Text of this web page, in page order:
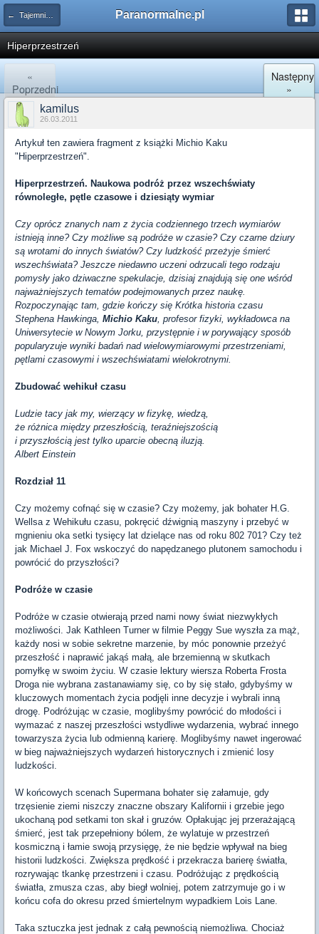
← Tajemnice Kosmosu Paranormalne.pl
Hiperprzestrzeń
«
Poprzedni
Następny
»
kamilus
26.03.2011
Artykuł ten zawiera fragment z książki Michio Kaku
"Hiperprzestrzeń".
Hiperprzestrzeń. Naukowa podróż przez wszechświaty
równoległe, pętle czasowe i dziesiąty wymiar
Czy oprócz znanych nam z życia codziennego trzech wymiarów
istnieją inne? Czy możliwe są podróże w czasie? Czy czarne dziury
są wrotami do innych światów? Czy ludzkość przeżyje śmierć
wszechświata? Jeszcze niedawno uczeni odrzucali tego rodzaju
pomysły jako dziwaczne spekulacje, dzisiaj znajdują się one wśród
najważniejszych tematów podejmowanych przez naukę.
Rozpoczynając tam, gdzie kończy się Krótka historia czasu
Stephena Hawkinga, Michio Kaku, profesor fizyki, wykładowca na
Uniwersytecie w Nowym Jorku, przystępnie i w porywający sposób
popularyzuje wyniki badań nad wielowymiarowymi przestrzeniami,
pętlami czasowymi i wszechświatami wielokrotnymi.
Zbudować wehikuł czasu
Ludzie tacy jak my, wierzący w fizykę, wiedzą,
że różnica między przeszłością, teraźniejszością
i przyszłością jest tylko uparcie obecną iluzją.
Albert Einstein
Rozdział 11
Czy możemy cofnąć się w czasie? Czy możemy, jak bohater H.G.
Wellsa z Wehikułu czasu, pokręcić dźwignią maszyny i przebyć w
mgnieniu oka setki tysięcy lat dzielące nas od roku 802 701? Czy też
jak Michael J. Fox wskoczyć do napędzanego plutonem samochodu i
powrócić do przyszłości?
Podróże w czasie
Podróże w czasie otwierają przed nami nowy świat niezwykłych
możliwości. Jak Kathleen Turner w filmie Peggy Sue wyszła za mąż,
każdy nosi w sobie sekretne marzenie, by móc ponownie przeżyć
przeszłość i naprawić jakąś małą, ale brzemienną w skutkach
pomyłkę w swoim życiu. W czasie lektury wiersza Roberta Frosta
Droga nie wybrana zastanawiamy się, co by się stało, gdybyśmy w
kluczowych momentach życia podjęli inne decyzje i wybrali inną
drogę. Podróżując w czasie, moglibyśmy powrócić do młodości i
wymazać z naszej przeszłości wstydliwe wydarzenia, wybrać innego
towarzysza życia lub odmienną karierę. Moglibyśmy nawet ingerować
w bieg najważniejszych wydarzeń historycznych i zmienić losy
ludzkości.
W końcowych scenach Supermana bohater się załamuje, gdy
trzęsienie ziemi niszczy znaczne obszary Kalifornii i grzebie jego
ukochaną pod setkami ton skał i gruzów. Opłakując jej przerażającą
śmierć, jest tak przepełniony bólem, że wylatuje w przestrzeń
kosmiczną i łamie swoją przysięgę, że nie będzie wpływał na bieg
historii ludzkości. Zwiększa prędkość i przekracza barierę światła,
rozrywając tkankę przestrzeni i czasu. Podróżując z prędkością
światła, zmusza czas, aby biegł wolniej, potem zatrzymuje go i w
końcu cofa do okresu przed śmiertelnym wypadkiem Lois Lane.
Taka sztuczka jest jednak z całą pewnością niemożliwa. Chociaż